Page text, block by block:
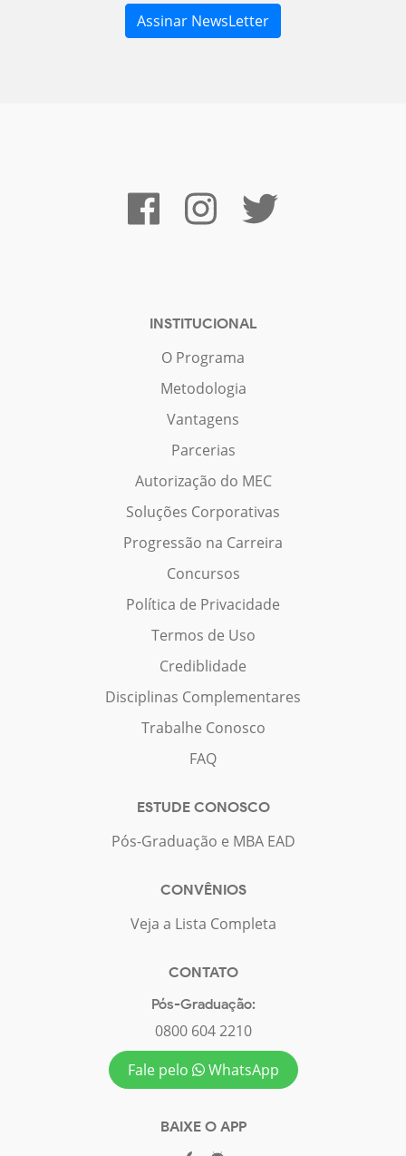
INSTITUCIONAL
O Programa
Metodologia
Vantagens
Parcerias
Autorização do MEC
Soluções Corporativas
Progressão na Carreira
Concursos
Política de Privacidade
Termos de Uso
Crediblidade
Disciplinas Complementares
Trabalhe Conosco
FAQ
ESTUDE CONOSCO
Pós-Graduação e MBA EAD
CONVÊNIOS
Veja a Lista Completa
CONTATO
Pós-Graduação:
0800 604 2210
Fale pelo
WhatsApp
BAIXE O APP